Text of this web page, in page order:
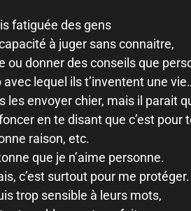
fatiguée des gens
à juger sans connaitre,
donner des conseils que
avec lequel ils t’inventent une
les envoyer chier, mais il parait
en te disant que c’est pour
raison, etc.
que je n’aime personne.
c’est surtout pour me protéger.
trop sensible à leurs mots,